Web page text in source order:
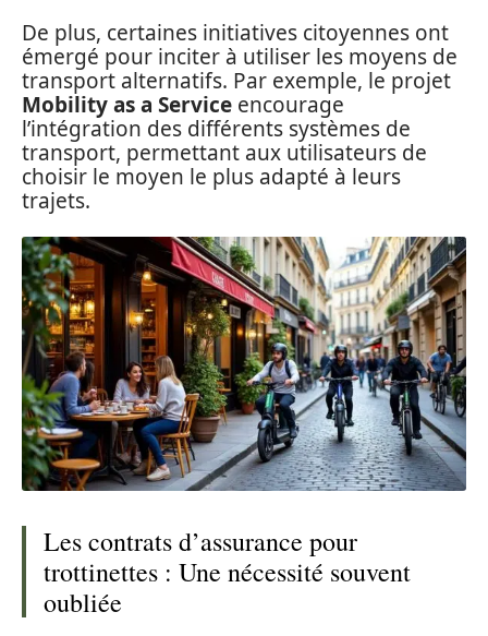
De plus, certaines initiatives citoyennes ont
émergé pour inciter à utiliser les moyens de
transport alternatifs. Par exemple, le projet
Mobility as a Service encourage
l’intégration des différents systèmes de
transport, permettant aux utilisateurs de
choisir le moyen le plus adapté à leurs
trajets.
Les contrats d’assurance pour
trottinettes : Une nécessité souvent
oubliée